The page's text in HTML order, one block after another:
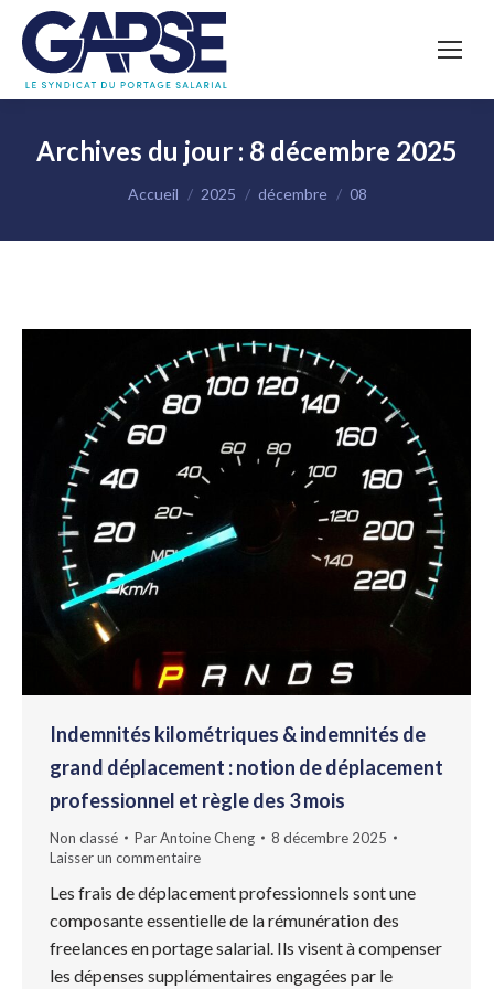
Archives du jour : 8 décembre 2025
Vous êtes ici :
Accueil 2025 décembre 08
Indemnités kilométriques & indemnités de
grand déplacement : notion de déplacement
professionnel et règle des 3 mois
Non classé ParAntoine Cheng
8 décembre 2025
Laisser un commentaire
Les frais de déplacement professionnels sont une
composante essentielle de la rémunération des
freelances en portage salarial. Ils visent à compenser
les dépenses supplémentaires engagées par le